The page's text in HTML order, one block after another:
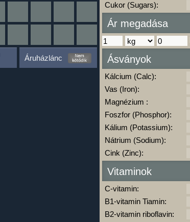
Szöveges
Értékelés
Ha ma már nem eszel/
kattints a kiértékelésre!
A Kalória Szimulátor
kalóriabázis.hu
-
Áruházlánc
Cukor (Sugars):
Ár megadása
Ásványok
Kálcium (Calc):
Vas (Iron):
Magnézium :
Foszfor (Phosphor):
Kálium (Potassium):
Nátrium (Sodium):
Cink (Zinc):
Vitaminok
C-vitamin:
B1-vitamin Tiamin:
B2-vitamin riboflavin: